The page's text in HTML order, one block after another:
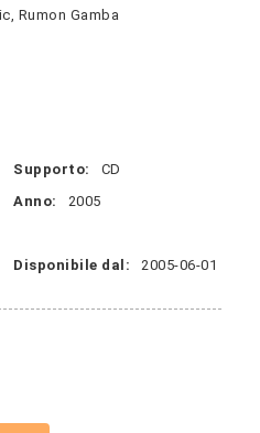
Rumon Gamba
Supporto:
CD
Anno: 2005
Disponibile dal: 2005-06-01